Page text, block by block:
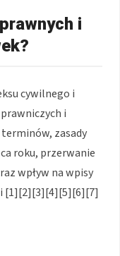
i
cywilnego i
i
zasady
roku, przerwanie
wpływ na wpisy
[1][2][3][4][5][6][7]